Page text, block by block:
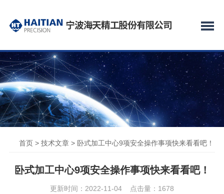
首页> 技术文章> 卧式加工中心9项安全操作事项快来看看吧！
卧式加工中心9项安全操作事项快来看看吧！
更新时间：2022-11-04 点击量： 1678